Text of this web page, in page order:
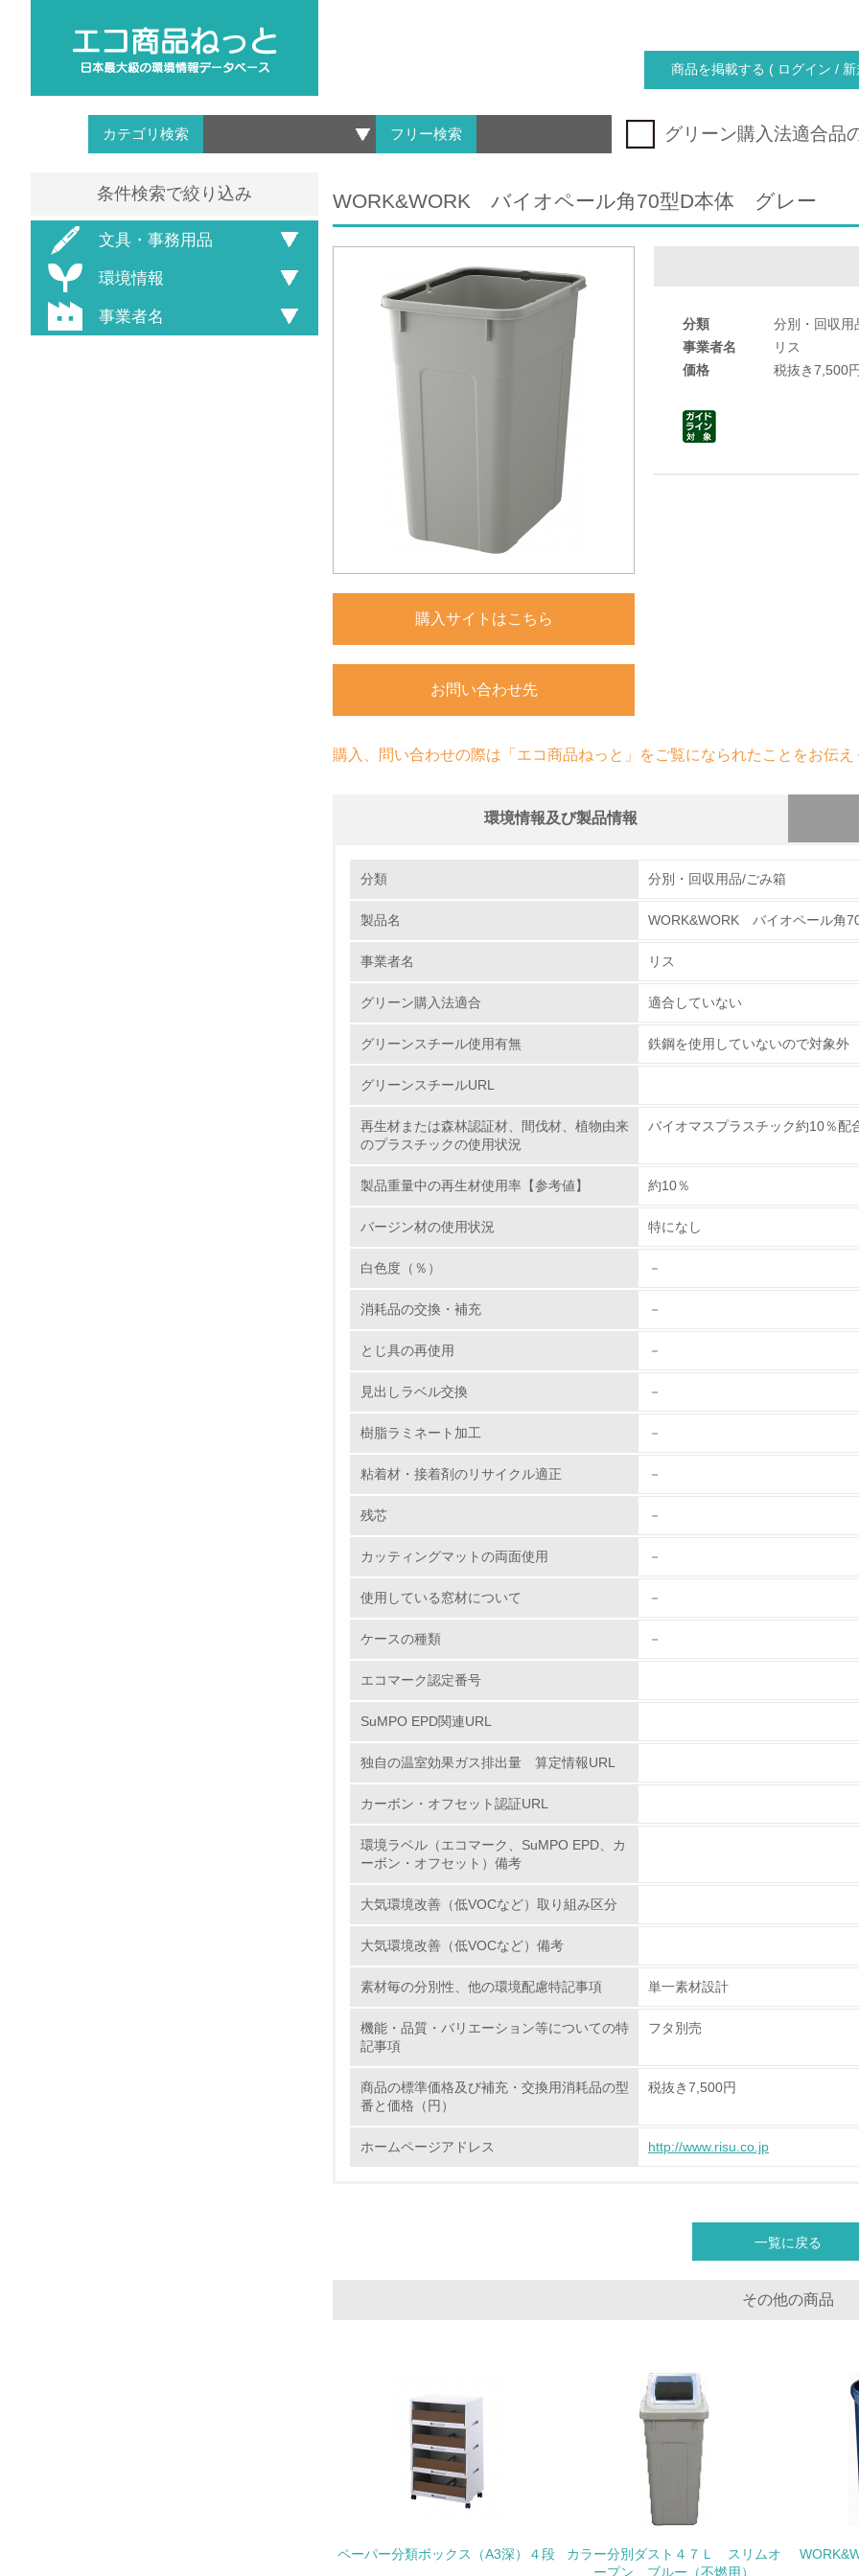
商品を掲載する ( ログイン / 新
カテゴリ検索 フリー検索 グリーン購入法適合品
条件検索で絞り込み
文具・事務用品
環境情報
事業者名
WORK&WORK バイオペール角70型D本体 グレー
購入サイトはこちら
お問い合わせ先
分類
分別・回収用
事業者名
リス
価格
税抜き7,500円
購入、問い合わせの際は「エコ商品ねっと」をご覧になられたことをお伝え
環境情報及び製品情報
1.環境取り組み体制
No.
3. 環境問題に関する従業員教育を行っている
4. 自社に関係する主要な環境法規制を把握し、順守している
第三者認証を取得している
2.環境への取り組み
11. <L1> 環境配慮型製品・サービスの製造・販売を積極的に行って
12. <L2> 環境配慮型製品・サービスの製造・販売状況を把握し、具
13. <L1> グリーン購入の取り組み方針を有し、グリーン購入を行っ
14. <L2> 購入している製品・サービスの量と種類を把握し、具体的
15. <L1> 環境負荷ができるだけ小さい包装・梱包を行っている
19. <L1> 廃棄物の発生量の削減及びリサイクルの推進、適正処理を
<L2> 発生する廃棄物の量と種類を把握し、具体的な削減・リサ
<L1> 「生物多様性保全」に関する取り組み（例：森林保全活
大気汚染物質に関する取り組み
分類 分別・回収用品/ごみ箱
製品名 WORK&WORK バイオペール角
事業者名 リス
グリーン購入法適合 適合していない
グリーンスチール使用有無 鉄鋼を使用していないので対象外
グリーンスチールURL
再生材または森林認証材、間伐材、植物由来
のプラスチックの使用状況
バイオマスプラスチック約10％配
製品重量中の再生材使用率【参考値】 約10％
バージン材の使用状況 特になし
白色度（％） －
消耗品の交換・補充 －
とじ具の再使用 －
見出しラベル交換 －
樹脂ラミネート加工 －
粘着材・接着剤のリサイクル適正 －
残芯 －
カッティングマットの両面使用 －
使用している窓材について －
ケースの種類 －
エコマーク認定番号
SuMPO EPD関連URL
独自の温室効果ガス排出量 算定情報URL
カーボン・オフセット認証URL
環境ラベル（エコマーク、SuMPO EPD、カ
ーボン・オフセット）備考
大気環境改善（低VOCなど）取り組み区分
大気環境改善（低VOCなど）備考
素材毎の分別性、他の環境配慮特記事項 単一素材設計
機能・品質・バリエーション等についての特
記事項
フタ別売
商品の標準価格及び補充・交換用消耗品の型
番と価格（円）
税抜き7,500円
ホームページアドレス http://www.risu.co.jp
一覧に戻る
その他の商品
ペーパー分類ボックス（A3深）４段
カラー分別ダスト４７Ｌ スリムオ
ープン ブルー（不燃用）